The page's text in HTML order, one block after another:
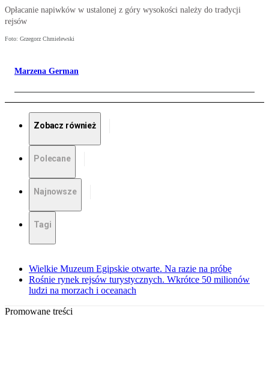
Opłacanie napiwków w ustalonej z góry wysokości należy do tradycji
rejsów
Foto: Grzegorz Chmielewski
Marzena German
Zobacz również
Polecane
Najnowsze
Tagi
Wielkie Muzeum Egipskie otwarte. Na razie na próbę
Rośnie rynek rejsów turystycznych. Wkrótce 50 milionów
ludzi na morzach i oceanach
Promowane treści